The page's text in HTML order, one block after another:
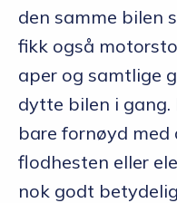
den samme bilen
fikk også
aper og samtlige
dytte bilen i gang.
bare fornøyd
flodhesten eller
nok godt